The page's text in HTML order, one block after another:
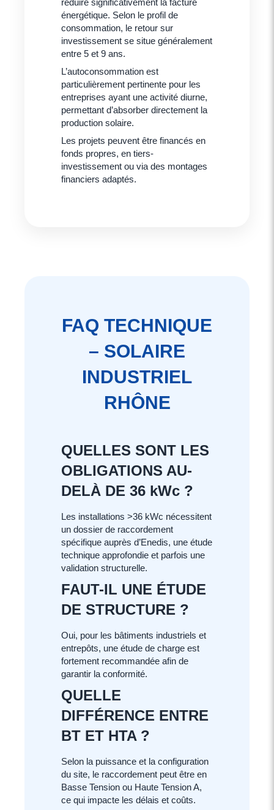
énergétique. Selon le profil de
consommation, le retour sur
investissement se situe généralement
entre 5 et 9 ans.
L’autoconsommation est
particulièrement pertinente pour les
entreprises ayant une activité diurne,
permettant d’absorber directement la
production solaire.
Les projets peuvent être financés en
fonds propres, en tiers-
investissement ou via des montages
financiers adaptés.
FAQ TECHNIQUE
– SOLAIRE
INDUSTRIEL
RHÔNE
QUELLES SONT LES
OBLIGATIONS AU-
DELÀ DE 36 kWc ?
Les installations >36 kWc nécessitent
un dossier de raccordement
spécifique auprès d’Enedis, une étude
technique approfondie et parfois une
validation structurelle.
FAUT-IL UNE ÉTUDE
DE STRUCTURE ?
Oui, pour les bâtiments industriels et
entrepôts, une étude de charge est
fortement recommandée afin de
garantir la conformité.
QUELLE
DIFFÉRENCE ENTRE
BT ET HTA ?
Selon la puissance et la configuration
du site, le raccordement peut être en
Basse Tension ou Haute Tension A,
ce qui impacte les délais et coûts.